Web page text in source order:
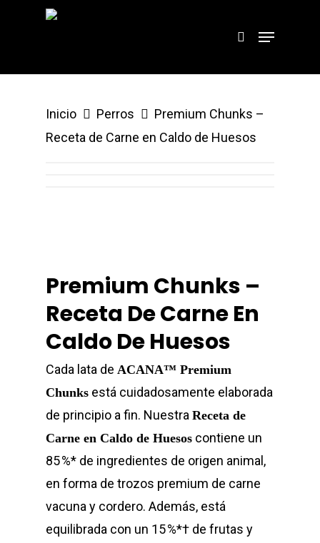
Inicio Perros
Premium Chunks –
Receta de Carne en Caldo de Huesos
Premium Chunks –
Receta De Carne En
Caldo De Huesos
Cada lata de ACANA™ Premium
Chunks está cuidadosamente elaborada
de principio a fin. Nuestra Receta de
Carne en Caldo de Huesos contiene un
85 %* de ingredientes de origen animal,
en forma de trozos premium de carne
vacuna y cordero. Además, está
equilibrada con un 15 %*† de frutas y